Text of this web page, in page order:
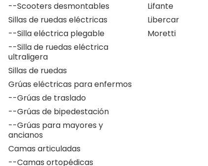
--Scooters desmontables
Sillas de ruedas eléctricas
--Silla eléctrica plegable
--Silla de ruedas eléctrica
ultraligera
Sillas de ruedas
Grúas eléctricas para enfermos
--Grúas de traslado
--Grúas de bipedestación
--Grúas para mayores y
ancianos
Camas articuladas
--Camas ortopédicas
Lifante
Libercar
Moretti